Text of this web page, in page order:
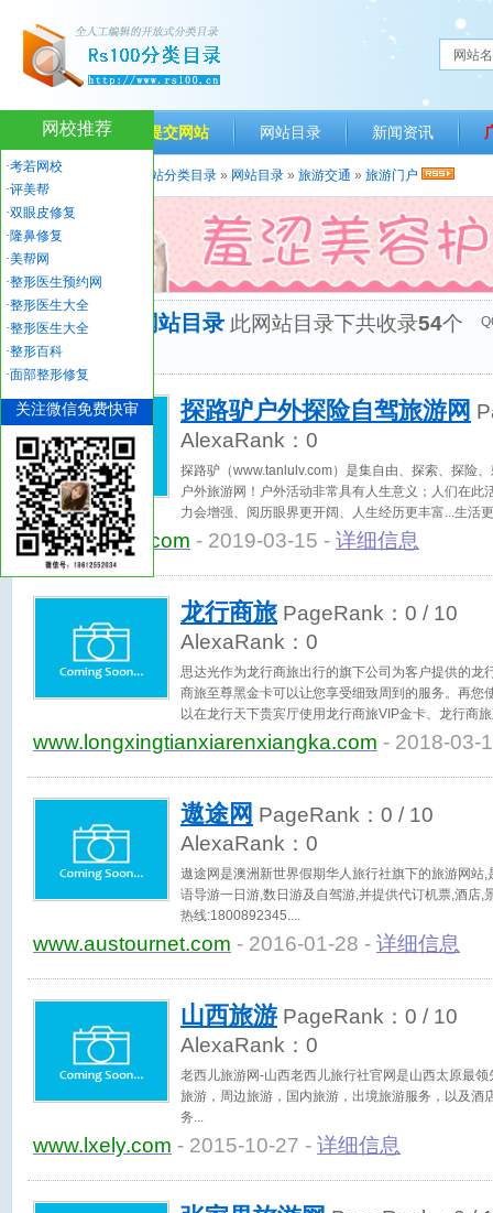
网站
网站首页 提交网站 网站目录 新闻资讯
当前位置： 人生一百网站分类目录 » 网站目录 » 旅游交通 » 旅游门户
“旅游门户”网站目录 此网站目录下共收录54个
优秀网站
探路驴户外探险自驾旅游网
AlexaRank： 0
探路驴（www.tanlulv.com）是集自由、探索、探险
户外旅游网！户外活动非常具有人生意义；人们在此
力会增强、阅历眼界更开阔、人生经历更丰富...生活
www.tanlulv.com - 2019-03-15 - 详细信息
龙行商旅 PageRank： 0 / 10
AlexaRank： 0
思达光作为龙行商旅出行的旗下公司为客户提供的龙
商旅至尊黑金卡可以让您享受细致周到的服务。再您
以在龙行天下贵宾厅使用龙行商旅VIP金卡、龙行商
点心、小吃、饮品、咖啡，部分地区还有正餐热食，
视，让您的不太完美的飞机延误。思达光欢迎您的咨
www.longxingtianxiarenxiangka.com - 2018-03-
遨途网 PageRank： 0 / 10
AlexaRank： 0
遨途网是澳洲新世界假期华人旅行社旗下的旅游网站
语导游一日游,数日游及自驾游,并提供代订机票,酒店,
热线:1800892345.
www.austournet.com - 2016-01-28 - 详细信息
山西旅游PageRank： 0 / 10
AlexaRank： 0
老西儿旅游网-山西老西儿旅行社官网是山西太原最
旅游，周边旅游，国内旅游，出境旅游服务，以及酒
务
www.lxely.com - 2015-10-27 - 详细信息
网校推荐
·考若网校
·评美帮
·双眼皮修复
·隆鼻修复
·美帮网
·整形医生预约网
·整形医生大全
·整形医生大全
·整形百科
·面部整形修复
关注微信免费快审